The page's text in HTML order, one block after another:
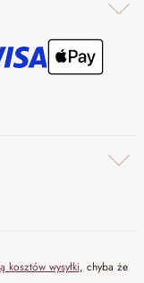
kosztów wysyłki, chyba że